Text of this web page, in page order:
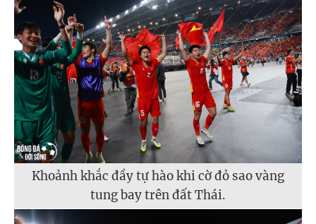
Khoảnh khắc đầy tự hào khi cờ đỏ sao vàng
tung bay trên đất Thái.